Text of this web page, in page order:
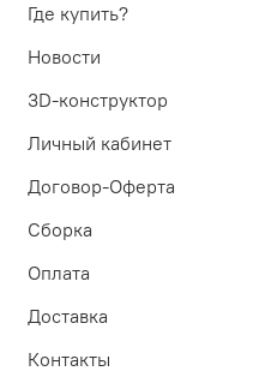
Где купить?
Новости
3D-конструктор
Личный кабинет
Договор-Оферта
Сборка
Оплата
Доставка
Контакты